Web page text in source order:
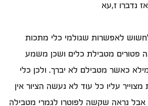
נדברו ז,עא
לאפשרות שגולמי כלי מתכות
פטורים מטבילת כלים ושכן משמע
כאשר מטבילם לא יברך. ולכן כלי
עליו כל עוד לא נעשה הציור אין
נראה שקשה לפוטרו לגמרי מטבילה